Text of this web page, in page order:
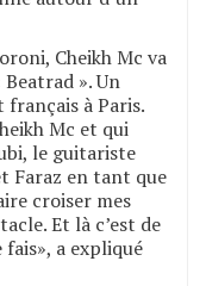
Cheikh Mc va
». Un
à Paris.
Mc et qui
le guitariste
Faraz en tant que
croiser mes
Et là c’est de
a expliqué